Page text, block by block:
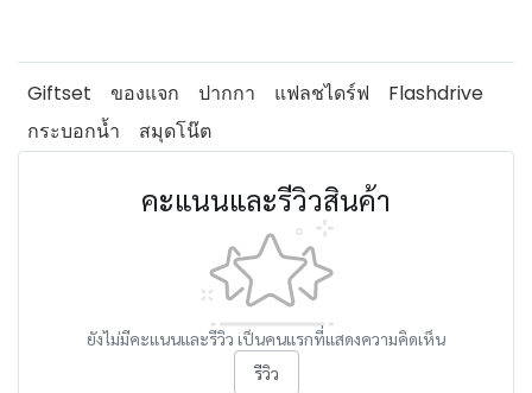
Giftset ของแจก ปากกา แฟลชไดร์ฟ
Flashdrive
กระบอกน้ำ
สมุดโน๊ต
คะแนนและรีวิวสินค้า
ยังไม่มีคะแนนและรีวิว เป็นคนแรกที่แสดงความคิดเห็น
รีวิว